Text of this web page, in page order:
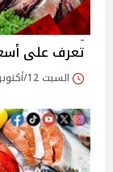
تعرف على
السبت 12/أكتوبر/2024 - 09:59 ص